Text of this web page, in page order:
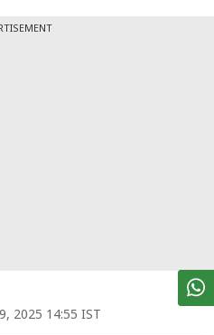
2025 14:55 IST